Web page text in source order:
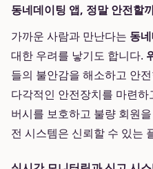
동네데이팅 앱, 정말 안전할
가까운 사람과 만난다는 동
대한 우려를 낳기도 합니다.
들의 불안감을 해소하고 안
다각적인 안전장치를 마련
버시를 보호하고 불량 회원
전 시스템은 신뢰할 수 있는